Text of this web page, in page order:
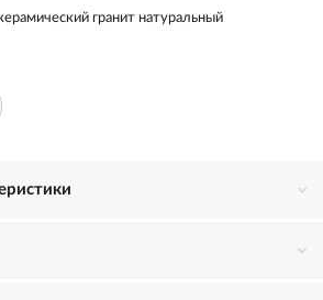
гранит натуральный